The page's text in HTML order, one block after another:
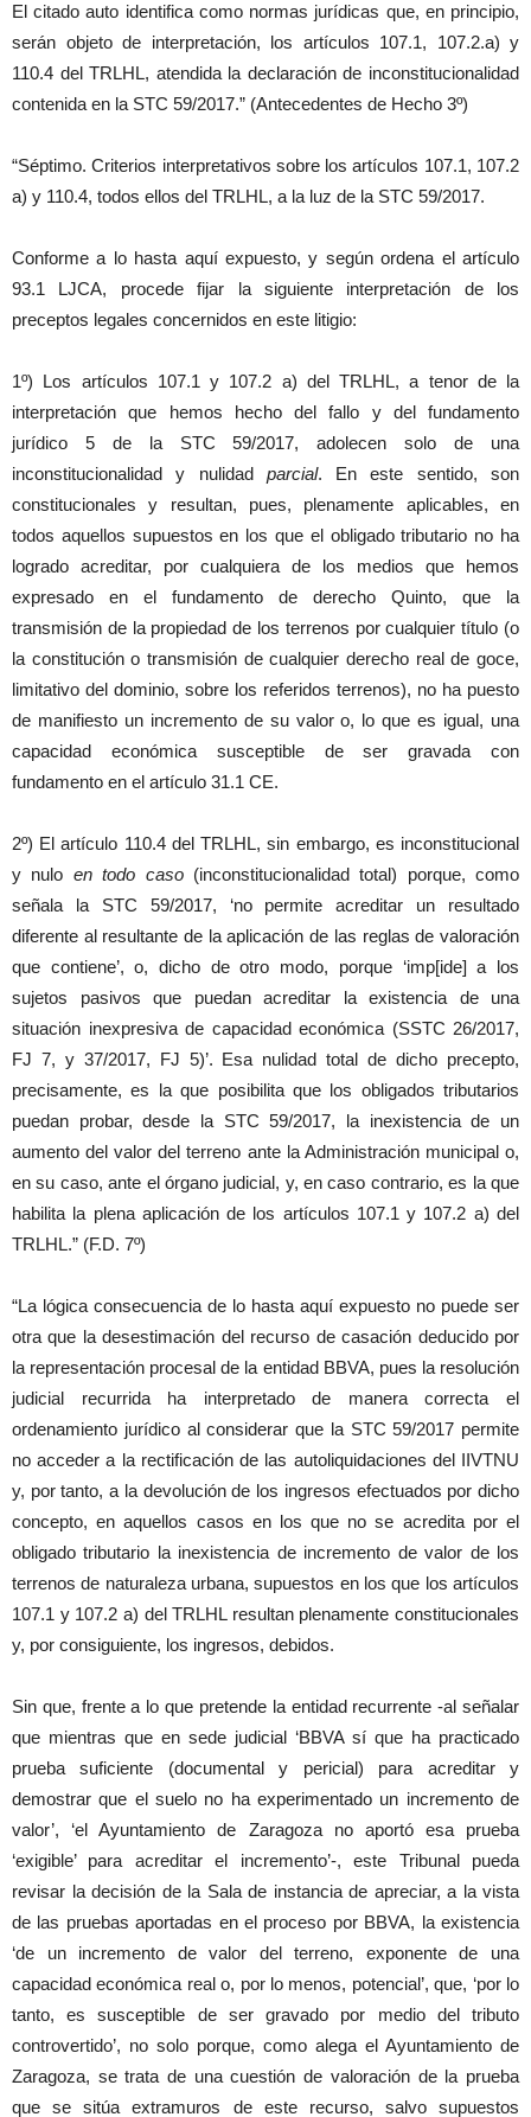
El citado auto identifica como normas jurídicas que, en principio,
serán objeto de interpretación, los artículos 107.1, 107.2.a) y
110.4 del TRLHL, atendida la declaración de inconstitucionalidad
contenida en la STC 59/2017.” (Antecedentes de Hecho 3º)
“Séptimo. Criterios interpretativos sobre los artículos 107.1, 107.2
a) y 110.4, todos ellos del TRLHL, a la luz de la STC 59/2017.
Conforme a lo hasta aquí expuesto, y según ordena el artículo
93.1 LJCA, procede fijar la siguiente interpretación de los
preceptos legales concernidos en este litigio:
1º) Los artículos 107.1 y 107.2 a) del TRLHL, a tenor de la
interpretación que hemos hecho del fallo y del fundamento
jurídico 5 de la STC 59/2017, adolecen solo de una
inconstitucionalidad y nulidad parcial. En este sentido, son
constitucionales y resultan, pues, plenamente aplicables, en
todos aquellos supuestos en los que el obligado tributario no ha
logrado acreditar, por cualquiera de los medios que hemos
expresado en el fundamento de derecho Quinto, que la
transmisión de la propiedad de los terrenos por cualquier título (o
la constitución o transmisión de cualquier derecho real de goce,
limitativo del dominio, sobre los referidos terrenos), no ha puesto
de manifiesto un incremento de su valor o, lo que es igual, una
capacidad económica susceptible de ser gravada con
fundamento en el artículo 31.1 CE.
2º) El artículo 110.4 del TRLHL, sin embargo, es inconstitucional
y nulo en todo caso (inconstitucionalidad total) porque, como
señala la STC 59/2017, ‘no permite acreditar un resultado
diferente al resultante de la aplicación de las reglas de valoración
que contiene’, o, dicho de otro modo, porque ‘imp[ide] a los
sujetos pasivos que puedan acreditar la existencia de una
situación inexpresiva de capacidad económica (SSTC 26/2017,
FJ 7, y 37/2017, FJ 5)’. Esa nulidad total de dicho precepto,
precisamente, es la que posibilita que los obligados tributarios
puedan probar, desde la STC 59/2017, la inexistencia de un
aumento del valor del terreno ante la Administración municipal o,
en su caso, ante el órgano judicial, y, en caso contrario, es la que
habilita la plena aplicación de los artículos 107.1 y 107.2 a) del
TRLHL.” (F.D. 7º)
“La lógica consecuencia de lo hasta aquí expuesto no puede ser
otra que la desestimación del recurso de casación deducido por
la representación procesal de la entidad BBVA, pues la resolución
judicial recurrida ha interpretado de manera correcta el
ordenamiento jurídico al considerar que la STC 59/2017 permite
no acceder a la rectificación de las autoliquidaciones del IIVTNU
y, por tanto, a la devolución de los ingresos efectuados por dicho
concepto, en aquellos casos en los que no se acredita por el
obligado tributario la inexistencia de incremento de valor de los
terrenos de naturaleza urbana, supuestos en los que los artículos
107.1 y 107.2 a) del TRLHL resultan plenamente constitucionales
y, por consiguiente, los ingresos, debidos.
Sin que, frente a lo que pretende la entidad recurrente -al señalar
que mientras que en sede judicial ‘BBVA sí que ha practicado
prueba suficiente (documental y pericial) para acreditar y
demostrar que el suelo no ha experimentado un incremento de
valor’, ‘el Ayuntamiento de Zaragoza no aportó esa prueba
‘exigible’ para acreditar el incremento’-, este Tribunal pueda
revisar la decisión de la Sala de instancia de apreciar, a la vista
de las pruebas aportadas en el proceso por BBVA, la existencia
‘de un incremento de valor del terreno, exponente de una
capacidad económica real o, por lo menos, potencial’, que, ‘por lo
tanto, es susceptible de ser gravado por medio del tributo
controvertido’, no solo porque, como alega el Ayuntamiento de
Zaragoza, se trata de una cuestión de valoración de la prueba
que se sitúa extramuros de este recurso, salvo supuestos